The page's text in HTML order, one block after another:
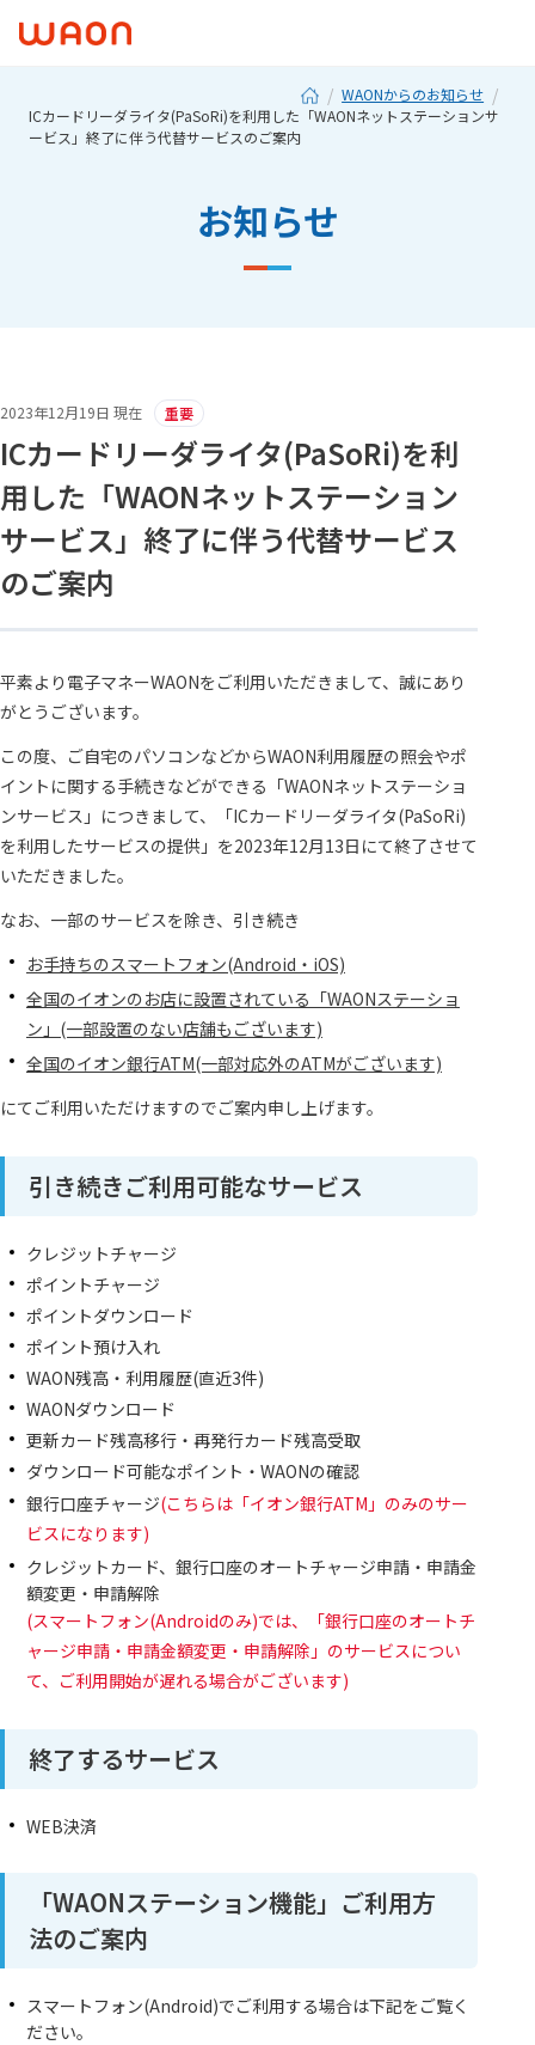
WAONからのお知らせ
ICカードリーダライタ(PaSoRi)を利用した「WAONネットステーションサ
ービス」終了に伴う代替サービスのご案内
お知らせ
2023年12月19日 現在 重要
ICカードリーダライタ(PaSoRi)を利
用した「WAONネットステーション
サービス」終了に伴う代替サービス
のご案内
平素より電子マネーWAONをご利用いただきまして、誠にあり
がとうございます。
この度、ご自宅のパソコンなどからWAON利用履歴の照会やポ
イントに関する手続きなどができる「WAONネットステーショ
ンサービス」につきまして、「ICカードリーダライタ(PaSoRi)
を利用したサービスの提供」を2023年12月13日にて終了させて
いただきました。
なお、一部のサービスを除き、引き続き
お手持ちのスマートフォン(Android・iOS)
全国のイオンのお店に設置されている「WAONステーショ
ン」(一部設置のない店舗もございます)
全国のイオン銀行ATM(一部対応外のATMがございます)
にてご利用いただけますのでご案内申し上げます。
引き続きご利用可能なサービス
クレジットチャージ
ポイントチャージ
ポイントダウンロード
ポイント預け入れ
WAON残高・利用履歴(直近3件)
WAONダウンロード
更新カード残高移行・再発行カード残高受取
ダウンロード可能なポイント・WAONの確認
銀行口座チャージ(こちらは「イオン銀行ATM」のみのサー
ビスになります)
クレジットカード、銀行口座のオートチャージ申請・申請金
額変更・申請解除
(スマートフォン(Androidのみ)では、「銀行口座のオートチ
ャージ申請・申請金額変更・申請解除」のサービスについ
て、ご利用開始が遅れる場合がございます)
終了するサービス
WEB決済
「WAONステーション機能」ご利用方
法のご案内
スマートフォン(Android)でご利用する場合は下記をご覧く
ださい。